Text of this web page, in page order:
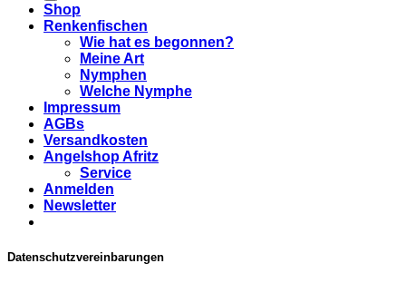
Shop
Renkenfischen
Wie hat es begonnen?
Meine Art
Nymphen
Welche Nymphe
Impressum
AGBs
Versandkosten
Angelshop Afritz
Service
Anmelden
Newsletter
Datenschutzvereinbarungen